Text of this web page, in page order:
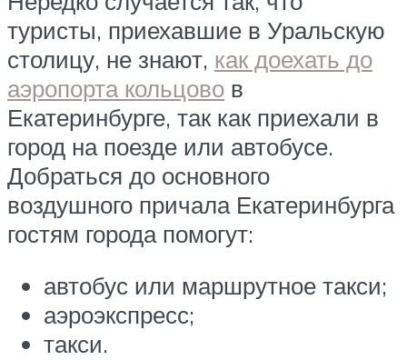
туристы, приехавшие в Уральскую
столицу, не знают, как доехать до
аэропорта кольцово в
Екатеринбурге, так как приехали в
город на поезде или автобусе.
Добраться до основного
воздушного причала Екатеринбурга
гостям города помогут:
автобус или маршрутное такси;
аэроэкспресс;
такси.